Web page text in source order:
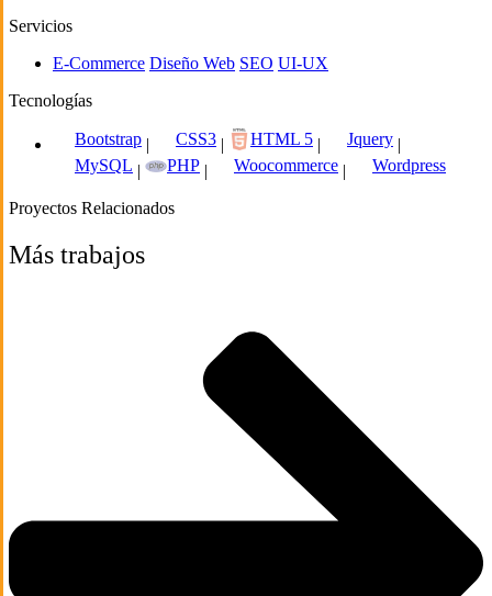
Servicios
E-Commerce Diseño Web SEO UI-UX
Tecnologías
Bootstrap | CSS3 | HTML 5 | Jquery |
MySQL | PHP | Woocommerce | Wordpress
Proyectos Relacionados
Más trabajos